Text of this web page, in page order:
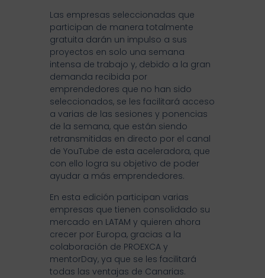
Las empresas seleccionadas que
participan de manera totalmente
gratuita darán un impulso a sus
proyectos en solo una semana
intensa de trabajo y, debido a la gran
demanda recibida por
emprendedores que no han sido
seleccionados, se les facilitará acceso
a varias de las sesiones y ponencias
de la semana, que están siendo
retransmitidas en directo por el canal
de YouTube de esta aceleradora, que
con ello logra su objetivo de poder
ayudar a más emprendedores.
En esta edición participan varias
empresas que tienen consolidado su
mercado en LATAM y quieren ahora
crecer por Europa, gracias a la
colaboración de PROEXCA y
mentorDay, ya que se les facilitará
todas las ventajas de Canarias.